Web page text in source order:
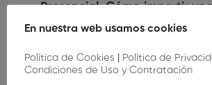
Presencial. Cómo impartir
prevención bucodental a
En nuestra web usamos cookies
Política de Cookies Política de
Condiciones de Uso y Contratación